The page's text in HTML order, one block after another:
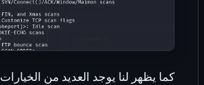
كما يظهر لنا يوجد العديد من الخيارات